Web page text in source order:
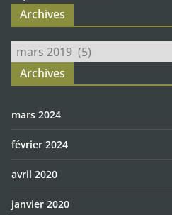
Archives
Archives
Archives
mars 2024
février 2024
avril 2020
janvier 2020